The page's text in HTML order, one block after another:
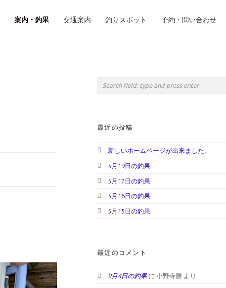
案内・釣果 交通案内 釣りスポット 予約・問い合わせ
最近の投稿
新しいホームページが出来ました。
5月19日の釣果
5月17日の釣果
5月16日の釣果
5月15日の釣果
最近のコメント
9月4日の釣果に 小野寺勝 より